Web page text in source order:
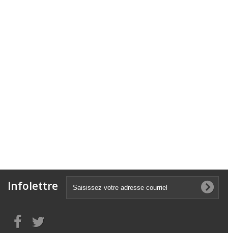
Infolettre